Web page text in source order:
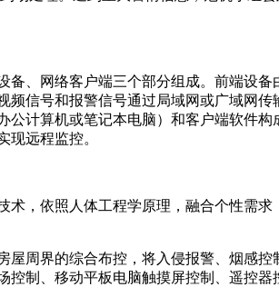
、网络客户端三个部分组成。前端设
信号和报警信号通过局域网或广域网
计算机或笔记本电脑）和客户端软件
现远程监控。
，依照人体工程学原理，融合个性需
周界的综合布控，将入侵报警、烟感
制、移动平板电脑触摸屏控制、遥控